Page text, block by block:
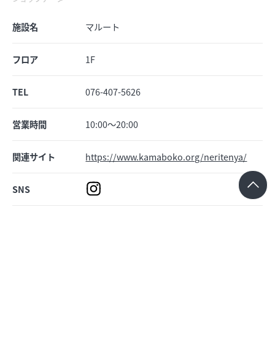
施設名 マルート
フロア 1F
TEL 076-407-5626
営業時間 10:00～20:00
関連サイト https://www.kamaboko.org/neritenya/
SNS